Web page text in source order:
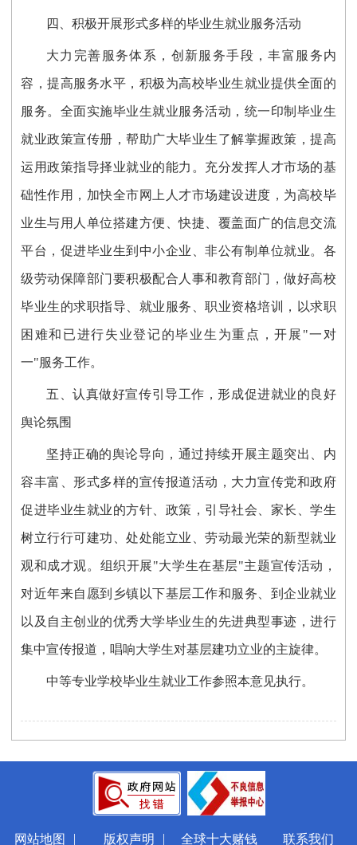
四、积极开展形式多样的毕业生就业服务活动
大力完善服务体系，创新服务手段，丰富服务内
容，提高服务水平，积极为高校毕业生就业提供全面的
服务。全面实施毕业生就业服务活动，统一印制毕业生
就业政策宣传册，帮助广大毕业生了解掌握政策，提高
运用政策指导择业就业的能力。充分发挥人才市场的基
础性作用，加快全市网上人才市场建设进度，为高校毕
业生与用人单位搭建方便、快捷、覆盖面广的信息交流
平台，促进毕业生到中小企业、非公有制单位就业。各
级劳动保障部门要积极配合人事和教育部门，做好高校
毕业生的求职指导、就业服务、职业资格培训，以求职
困难和已进行失业登记的毕业生为重点，开展"一对
一"服务工作。
五、认真做好宣传引导工作，形成促进就业的良好
舆论氛围
坚持正确的舆论导向，通过持续开展主题突出、内
容丰富、形式多样的宣传报道活动，大力宣传党和政府
促进毕业生就业的方针、政策，引导社会、家长、学生
树立行行可建功、处处能立业、劳动最光荣的新型就业
观和成才观。组织开展"大学生在基层"主题宣传活动，
对近年来自愿到乡镇以下基层工作和服务、到企业就业
以及自主创业的优秀大学毕业生的先进典型事迹，进行
集中宣传报道，唱响大学生对基层建功立业的主旋律。
中等专业学校毕业生就业工作参照本意见执行。
网站地图 | 版权声明 | 全球十大赌钱 联系我们